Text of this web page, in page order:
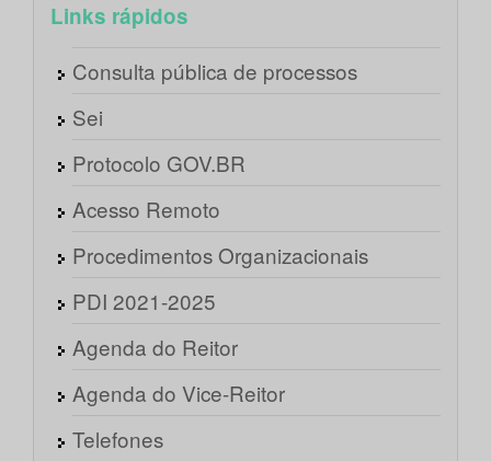
Links rápidos
Consulta pública de processos
Sei
Protocolo GOV.BR
Acesso Remoto
Procedimentos Organizacionais
PDI 2021-2025
Agenda do Reitor
Agenda do Vice-Reitor
Telefones